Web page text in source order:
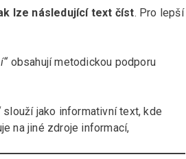
lze následující text číst. Pro lepší
obsahují metodickou podporu
slouží jako informativní text, kde
na jiné zdroje informací,